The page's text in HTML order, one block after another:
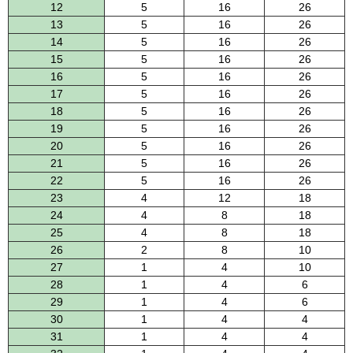
12 5 16
26
13
5 16
26
14
5 16
26
15
5 16
26
16
5 16
26
17
5 16
26
18
5 16
26
19
5 16
26
20
5 16
26
21
5 16
26
22
5 16
26
23
4 12
18
24
4 8
18
25
4 8
18
26
2 8
10
27
1 4
10
28
1 4
6
29
1 4
6
30
1 4
4
31
1 4
4